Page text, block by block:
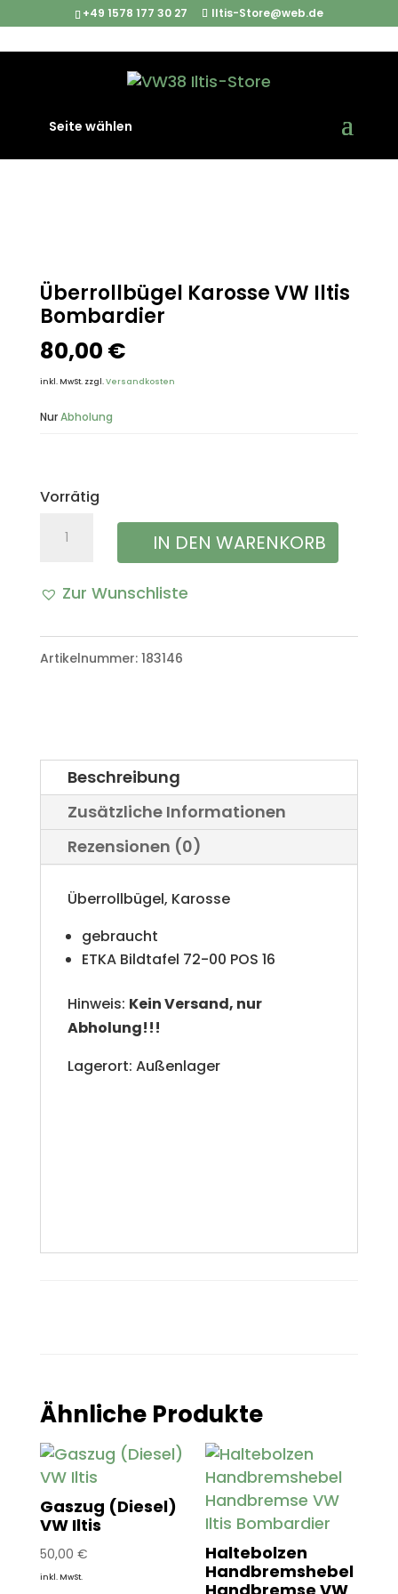
+49 1578 177 30 27 Iltis-Store@web.de
Seite wählen
Karosse VW Iltis Bombardier
Überrollbügel Karosse VW Iltis
Bombardier
80,00 €
inkl. MwSt. zzgl.Versandkosten
NurAbholung
Vorrätig
Überrollbügel
VW
Bombardier
IN DEN WARENKORB
Zur Wunschliste
l
r
n
Artikelnummer: 183146
Beschreibung
Zusätzliche Informationen
Rezensionen (0)
Überrollbügel, Karosse
gebraucht
ETKA Bildtafel 72-00 POS 16
Hinweis: Kein Versand, nur
Abholung!!!
Lagerort: Außenlager
Ähnliche Produkte
Gaszug (Diesel)
VW Iltis
50,00 €
inkl. MwSt.
Haltebolzen
Handbremshebel